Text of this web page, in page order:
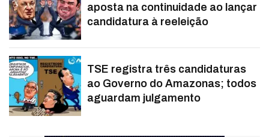
aposta na continuidade ao lançar
candidatura à reeleição
TSE registra três candidaturas
ao Governo do Amazonas; todos
aguardam julgamento